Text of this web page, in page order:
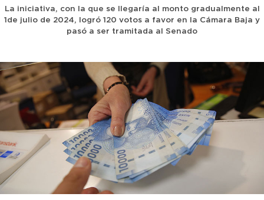
La iniciativa, con la que se llegaría al monto gradualmente al
1de julio de 2024, logró 120 votos a favor en la Cámara Baja y
pasó a ser tramitada al Senado